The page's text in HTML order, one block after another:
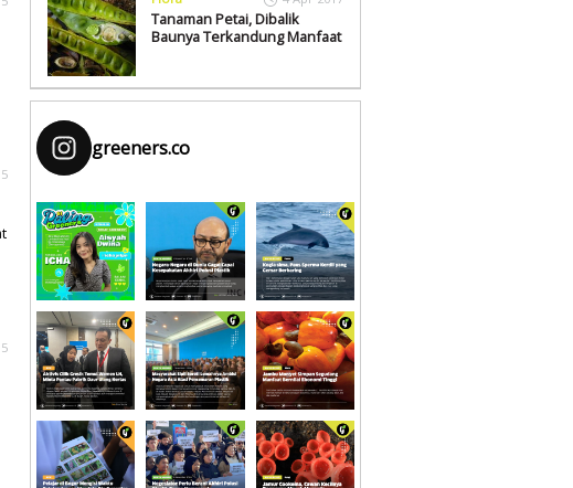
Tanaman Petai, Dibalik
Baunya Terkandung Manfaat
greeners.co